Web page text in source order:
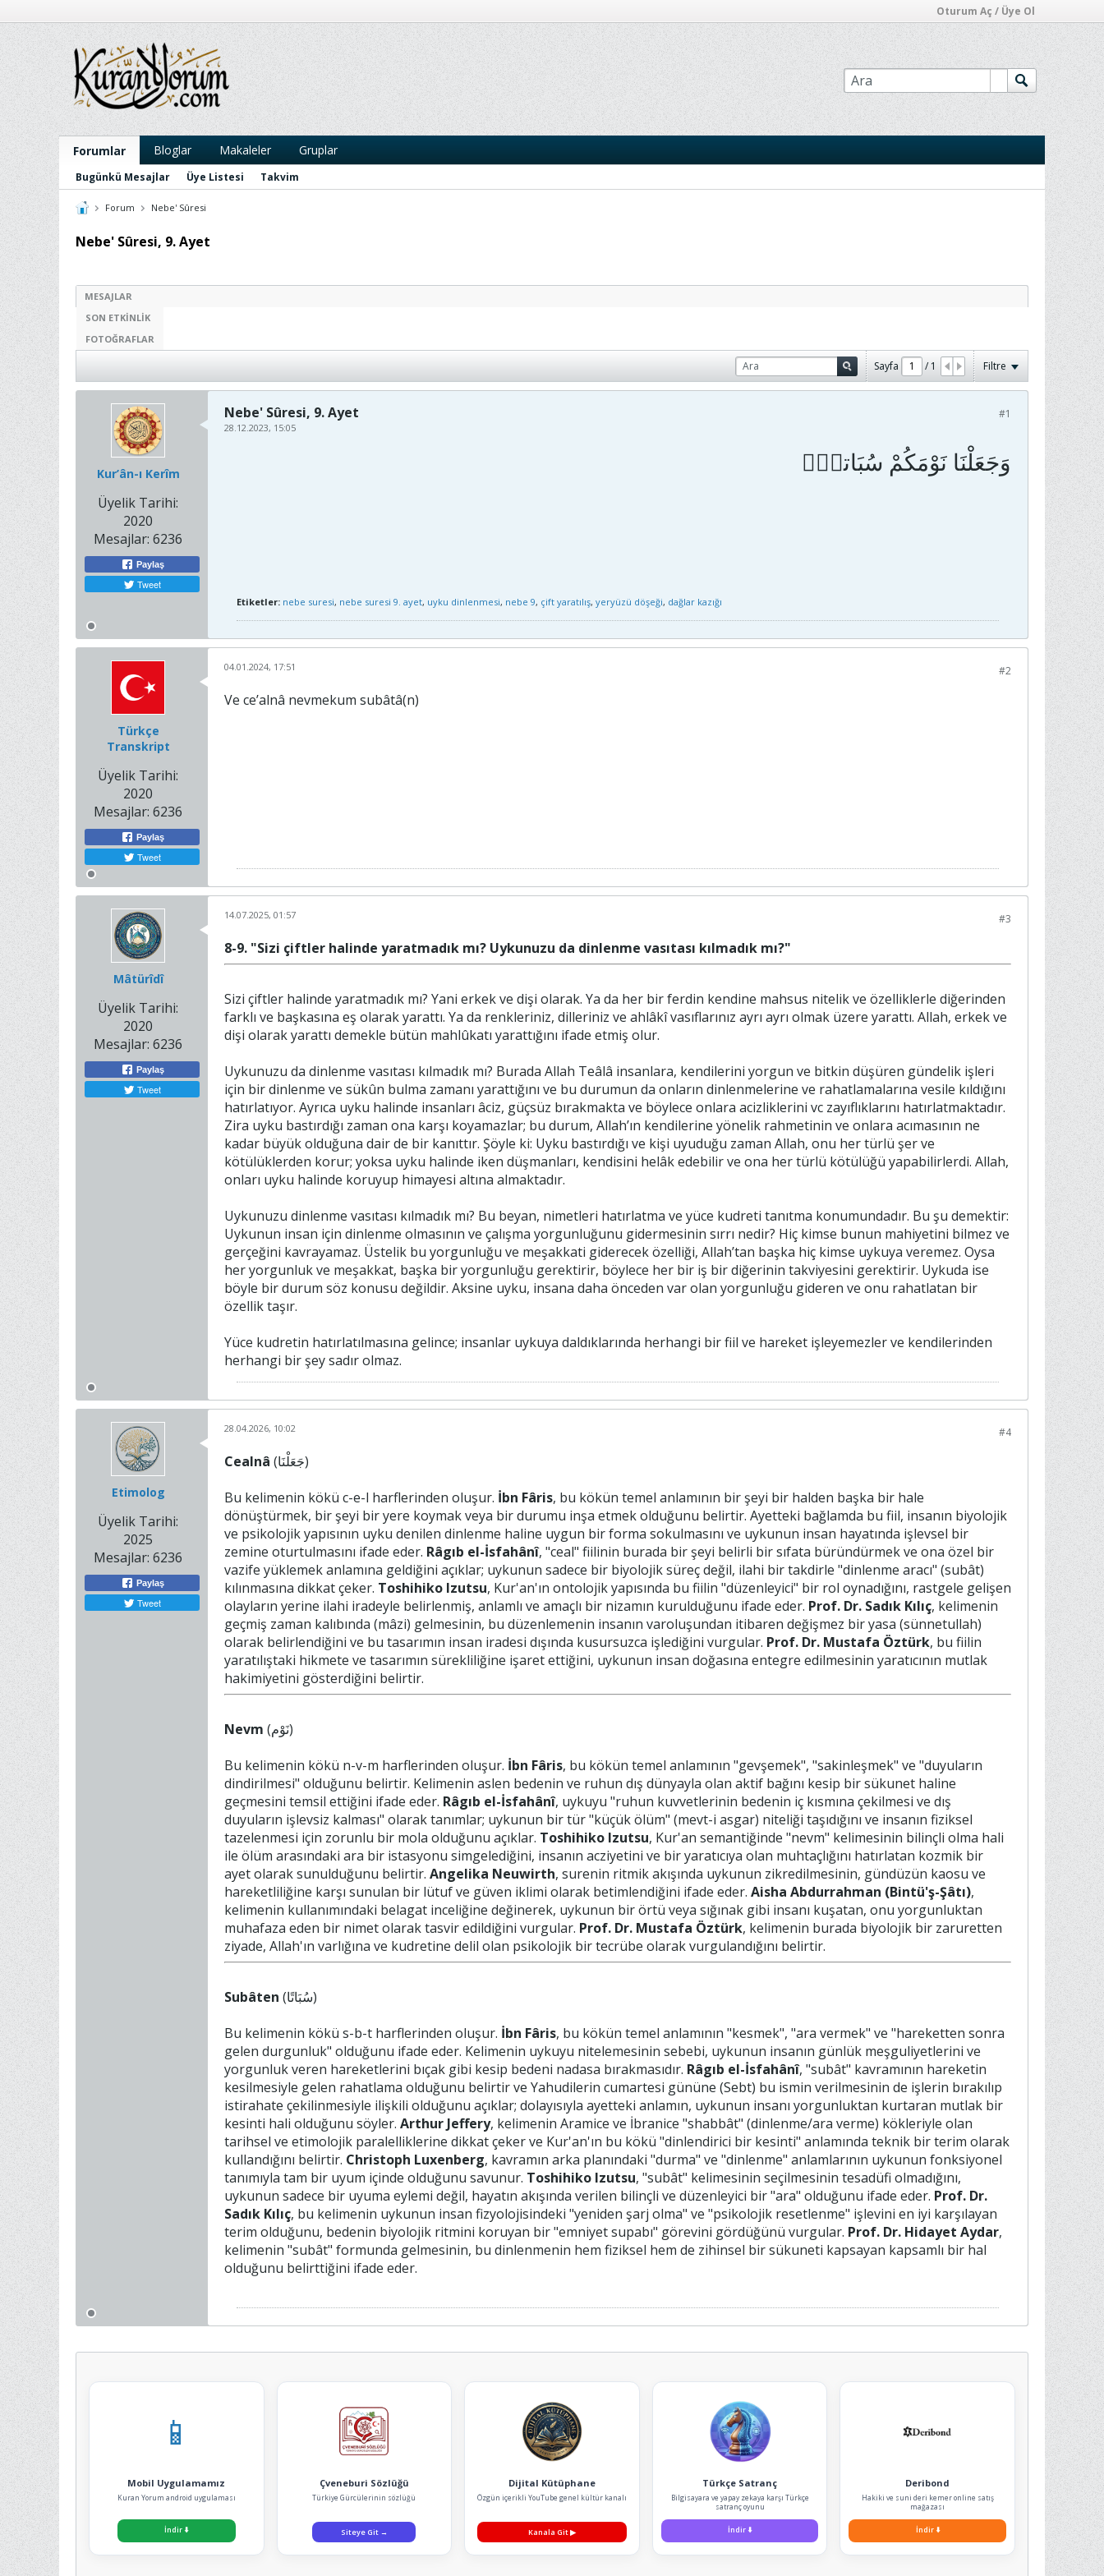
Oturum Aç / Üye Ol
Forumlar Bloglar Makaleler Gruplar
Bugünkü Mesajlar Üye Listesi Takvim
Forum Nebe' Sûresi
Nebe' Sûresi, 9. Ayet
MESAJLAR
SON ETKINLIK
FOTOĞRAFLAR
Sayfa /1 Filtre
Kur’ân-ı Kerîm
Üyelik Tarihi:
2020
Mesajlar: 6236
Paylaş
Tweet
#1
Nebe' Sûresi, 9. Ayet
28.12.2023, 15:05
Etiketler: nebe suresi, nebe suresi 9. ayet, uyku dinlenmesi, nebe 9, çift yaratılış, yeryüzü döşeği, dağlar kazığı
Türkçe
Transkript
Üyelik Tarihi:
2020
Mesajlar: 6236
Paylaş
Tweet
#2
04.01.2024, 17:51
Ve ce’alnâ nevmekum subâtâ(n)
Mâtürîdî
Üyelik Tarihi:
2020
Mesajlar: 6236
Paylaş
Tweet
#3
14.07.2025, 01:57
8-9. "Sizi çiftler halinde yaratmadık mı? Uykunuzu da dinlenme vasıtası kılmadık mı?"
Sizi çiftler halinde yaratmadık mı? Yani erkek ve dişi olarak. Ya da her bir ferdin kendine mahsus nitelik ve özelliklerle diğerinden
farklı ve başkasına eş olarak yarattı. Ya da renkleriniz, dilleriniz ve ahlâkî vasıflarınız ayrı ayrı olmak üzere yarattı. Allah, erkek ve
dişi olarak yarattı demekle bütün mahlûkatı yarattığını ifade etmiş olur.
Uykunuzu da dinlenme vasıtası kılmadık mı? Burada Allah Teâlâ insanlara, kendilerini yorgun ve bitkin düşüren gündelik işleri
için bir dinlenme ve sükûn bulma zamanı yarattığını ve bu durumun da onların dinlenmelerine ve rahatlamalarına vesile kıldığını
hatırlatıyor. Ayrıca uyku halinde insanları âciz, güçsüz bırakmakta ve böylece onlara acizliklerini vc zayıflıklarını hatırlatmaktadır.
Zira uyku bastırdığı zaman ona karşı koyamazlar; bu durum, Allah’ın kendilerine yönelik rahmetinin ve onlara acımasının ne
kadar büyük olduğuna dair de bir kanıttır. Şöyle ki: Uyku bastırdığı ve kişi uyuduğu zaman Allah, onu her türlü şer ve
kötülüklerden korur; yoksa uyku halinde iken düşmanları, kendisini helâk edebilir ve ona her türlü kötülüğü yapabilirlerdi. Allah,
onları uyku halinde koruyup himayesi altına almaktadır.
Uykunuzu dinlenme vasıtası kılmadık mı? Bu beyan, nimetleri hatırlatma ve yüce kudreti tanıtma konumundadır. Bu şu demektir:
Uykunun insan için dinlenme olmasının ve çalışma yorgunluğunu gidermesinin sırrı nedir? Hiç kimse bunun mahiyetini bilmez ve
gerçeğini kavrayamaz. Üstelik bu yorgunluğu ve meşakkati giderecek özelliği, Allah’tan başka hiç kimse uykuya veremez. Oysa
her yorgunluk ve meşakkat, başka bir yorgunluğu gerektirir, böylece her bir iş bir diğerinin takviyesini gerektirir. Uykuda ise
böyle bir durum söz konusu değildir. Aksine uyku, insana daha önceden var olan yorgunluğu gideren ve onu rahatlatan bir
özellik taşır.
Yüce kudretin hatırlatılmasına gelince; insanlar uykuya daldıklarında herhangi bir fiil ve hareket işleyemezler ve kendilerinden
herhangi bir şey sadır olmaz.​
Etimolog
Üyelik Tarihi:
2025
Mesajlar: 6236
Paylaş
Tweet
#4
28.04.2026, 10:02
Cealnâ
(جَعَلْنَا)
Bu kelimenin kökü c-e-l harflerinden oluşur. İbn Fâris, bu kökün temel anlamının bir şeyi bir halden başka bir hale
dönüştürmek, bir şeyi bir yere koymak veya bir durumu inşa etmek olduğunu belirtir. Ayetteki bağlamda bu fiil, insanın biyolojik
ve psikolojik yapısının uyku denilen dinlenme haline uygun bir forma sokulmasını ve uykunun insan hayatında işlevsel bir
zemine oturtulmasını ifade eder. Râgıb el-İsfahânî, "ceal" fiilinin burada bir şeyi belirli bir sıfata büründürmek ve ona özel bir
vazife yüklemek anlamına geldiğini açıklar; uykunun sadece bir biyolojik süreç değil, ilahi bir takdirle "dinlenme aracı" (subât)
kılınmasına dikkat çeker. Toshihiko Izutsu, Kur'an'ın ontolojik yapısında bu fiilin "düzenleyici" bir rol oynadığını, rastgele gelişen
olayların yerine ilahi iradeyle belirlenmiş, anlamlı ve amaçlı bir nizamın kurulduğunu ifade eder. Prof. Dr. Sadık Kılıç, kelimenin
geçmiş zaman kalıbında (mâzi) gelmesinin, bu düzenlemenin insanın varoluşundan itibaren değişmez bir yasa (sünnetullah)
olarak belirlendiğini ve bu tasarımın insan iradesi dışında kusursuzca işlediğini vurgular. Prof. Dr. Mustafa Öztürk, bu fiilin
yaratılıştaki hikmete ve tasarımın sürekliliğine işaret ettiğini, uykunun insan doğasına entegre edilmesinin yaratıcının mutlak
hakimiyetini gösterdiğini belirtir.
Nevm
(نَوْم)
Bu kelimenin kökü n-v-m harflerinden oluşur. İbn Fâris, bu kökün temel anlamının "gevşemek", "sakinleşmek" ve "duyuların
dindirilmesi" olduğunu belirtir. Kelimenin aslen bedenin ve ruhun dış dünyayla olan aktif bağını kesip bir sükunet haline
geçmesini temsil ettiğini ifade eder. Râgıb el-İsfahânî, uykuyu "ruhun kuvvetlerinin bedenin iç kısmına çekilmesi ve dış
duyuların işlevsiz kalması" olarak tanımlar; uykunun bir tür "küçük ölüm" (mevt-i asgar) niteliği taşıdığını ve insanın fiziksel
tazelenmesi için zorunlu bir mola olduğunu açıklar. Toshihiko Izutsu, Kur'an semantiğinde "nevm" kelimesinin bilinçli olma hali
ile ölüm arasındaki ara bir istasyonu simgelediğini, insanın acziyetini ve bir yaratıcıya olan muhtaçlığını hatırlatan kozmik bir
ayet olarak sunulduğunu belirtir. Angelika Neuwirth, surenin ritmik akışında uykunun zikredilmesinin, gündüzün kaosu ve
hareketliliğine karşı sunulan bir lütuf ve güven iklimi olarak betimlendiğini ifade eder. Aisha Abdurrahman (Bintü'ş-Şâtı),
kelimenin kullanımındaki belagat inceliğine değinerek, uykunun bir örtü veya sığınak gibi insanı kuşatan, onu yorgunluktan
muhafaza eden bir nimet olarak tasvir edildiğini vurgular. Prof. Dr. Mustafa Öztürk, kelimenin burada biyolojik bir zaruretten
ziyade, Allah'ın varlığına ve kudretine delil olan psikolojik bir tecrübe olarak vurgulandığını belirtir.
Subâten
(سُبَاتًا)
Bu kelimenin kökü s-b-t harflerinden oluşur. İbn Fâris, bu kökün temel anlamının "kesmek", "ara vermek" ve "hareketten sonra
gelen durgunluk" olduğunu ifade eder. Kelimenin uykuyu nitelemesinin sebebi, uykunun insanın günlük meşguliyetlerini ve
yorgunluk veren hareketlerini bıçak gibi kesip bedeni nadasa bırakmasıdır. Râgıb el-İsfahânî, "subât" kavramının hareketin
kesilmesiyle gelen rahatlama olduğunu belirtir ve Yahudilerin cumartesi gününe (Sebt) bu ismin verilmesinin de işlerin bırakılıp
istirahate çekilinmesiyle ilişkili olduğunu açıklar; dolayısıyla ayetteki anlamın, uykunun insanı yorgunluktan kurtaran mutlak bir
kesinti hali olduğunu söyler. Arthur Jeffery, kelimenin Aramice ve İbranice "shabbât" (dinlenme/ara verme) kökleriyle olan
tarihsel ve etimolojik paralelliklerine dikkat çeker ve Kur'an'ın bu kökü "dinlendirici bir kesinti" anlamında teknik bir terim olarak
kullandığını belirtir. Christoph Luxenberg, kavramın arka planındaki "durma" ve "dinlenme" anlamlarının uykunun fonksiyonel
tanımıyla tam bir uyum içinde olduğunu savunur. Toshihiko Izutsu, "subât" kelimesinin seçilmesinin tesadüfi olmadığını,
uykunun sadece bir uyuma eylemi değil, hayatın akışında verilen bilinçli ve düzenleyici bir "ara" olduğunu ifade eder. Prof. Dr.
Sadık Kılıç, bu kelimenin uykunun insan fizyolojisindeki "yeniden şarj olma" ve "psikolojik resetlenme" işlevini en iyi karşılayan
terim olduğunu, bedenin biyolojik ritmini koruyan bir "emniyet supabı" görevini gördüğünü vurgular. Prof. Dr. Hidayet Aydar,
kelimenin "subât" formunda gelmesinin, bu dinlenmenin hem fiziksel hem de zihinsel bir sükuneti kapsayan kapsamlı bir hal
olduğunu belirttiğini ifade eder.
📱
Mobil Uygulamamız
Kuran Yorum android uygulaması
İndir⬇️
Çveneburi Sözlüğü
Türkiye Gürcülerinin sözlüğü
Siteye Git →
Dijital Kütüphane
Özgün içerikli YouTube genel kültür kanalı
Kanala Git▶
Türkçe Satranç
Bilgisayara ve yapay zekaya karşı Türkçe
satranç oyunu
İndir ⬇️
Deribond
Hakiki ve suni deri kemer online satış
mağazası
İndir⬇️